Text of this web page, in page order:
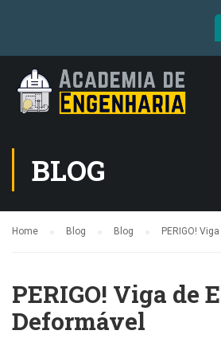
BLOG
Home Blog Blog PERIGO!
PERIGO! Viga de
Deformável